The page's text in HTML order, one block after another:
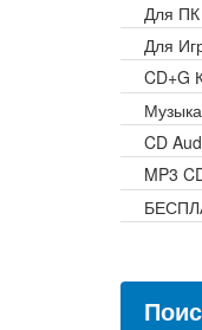
Для ПК
Для
CD+G
CD
MP3